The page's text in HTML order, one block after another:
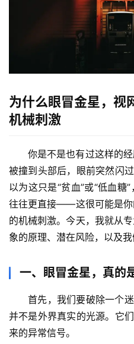
为什么眼冒金星，视
机械刺激
你是不是也有过这样的
被撞到头部后，眼前突然闪
以为这只是“贫血”或“低血糖
往往更直接——这很可能是
的机械刺激。今天，我就从
象的原理、潜在风险，以及
一、眼冒金星，真的
首先，我们要破除一个迷
并不是外界真实的光源。它
来的异常信号。